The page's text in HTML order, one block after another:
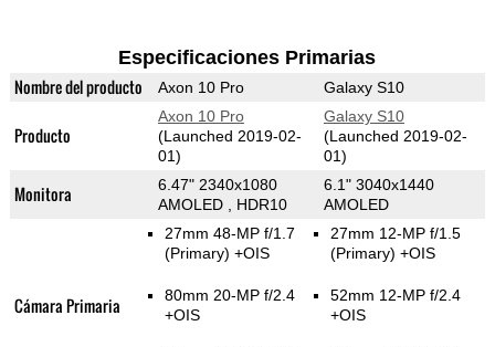
Especificaciones Primarias
Nombre del producto Axon 10 Pro Galaxy S10
Producto
Axon 10 Pro
(Launched 2019-02-
01)
Galaxy S10
(Launched 2019-02-
01)
Monitora
6.47" 2340x1080
AMOLED , HDR10
6.1" 3040x1440
AMOLED
Cámara Primaria
27mm 48-MP f/1.7
(Primary) +OIS
80mm 20-MP f/2.4
+OIS
27mm 12-MP f/1.5
(Primary) +OIS
52mm 12-MP f/2.4
+OIS